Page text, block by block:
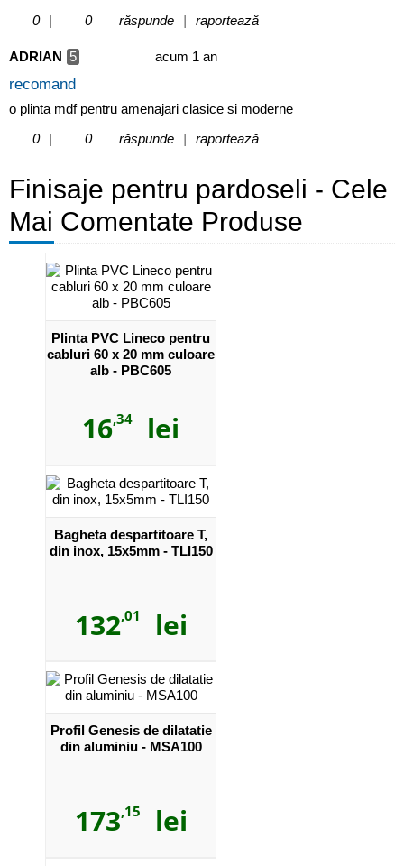
0
| 0 răspunde | raportează
ADRIAN 5 acum 1 an
recomand
o plinta mdf pentru amenajari clasice si moderne
0
| 0 răspunde | raportează
Finisaje pentru pardoseli - Cele
Mai Comentate Produse
Plinta PVC Lineco pentru
cabluri 60 x 20 mm culoare
alb - PBC605
16,34 lei
Bagheta despartitoare T,
din inox, 15x5mm - TLI150
132,01 lei
Profil Genesis de dilatatie
din aluminiu - MSA100
173,15 lei